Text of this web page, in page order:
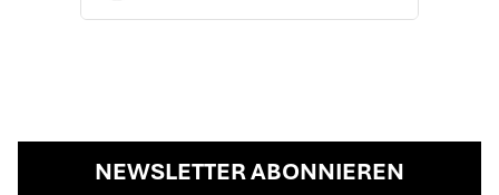
NEWSLETTER ABONNIEREN